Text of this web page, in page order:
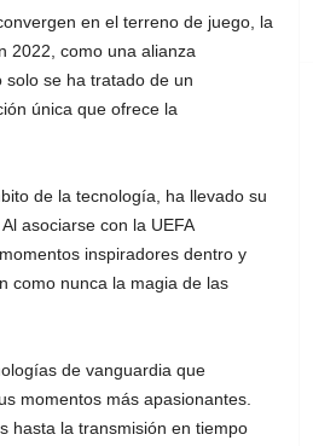
en el terreno de juego, la
2022, como una alianza
se ha tratado de un
única que ofrece la
de la tecnología, ha llevado su
asociarse con la UEFA
inspiradores dentro y
como nunca la magia de las
de vanguardia que
momentos más apasionantes.
hasta la transmisión en tiempo